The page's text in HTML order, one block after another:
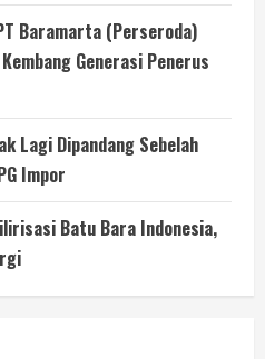
Baramarta (Perseroda)
Generasi Penerus
Lagi Dipandang Sebelah
Impor
Batu Bara Indonesia,